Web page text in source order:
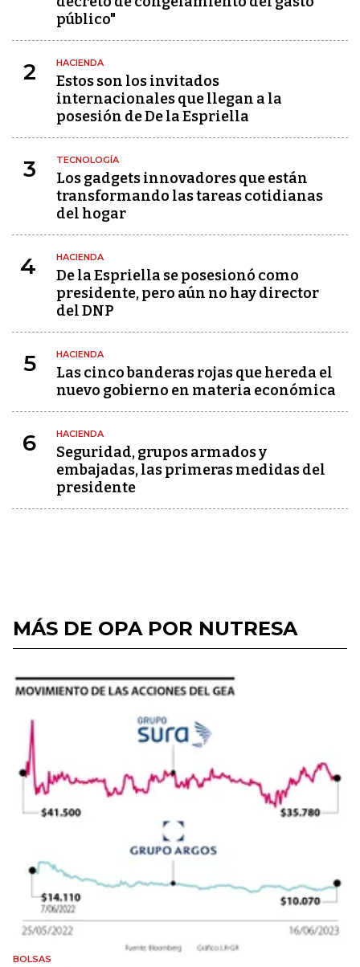
público"
2 HACIENDA
Estos son los invitados
internacionales que llegan a la
posesión de De la Espriella
3 TECNOLOGÍA
Los gadgets innovadores que están
transformando las tareas cotidianas
del hogar
4 HACIENDA
De la Espriella se posesionó como
presidente, pero aún no hay director
del DNP
5 HACIENDA
Las cinco banderas rojas que hereda el
nuevo gobierno en materia económica
6 HACIENDA
Seguridad, grupos armados y
embajadas, las primeras medidas del
presidente
MÁS DE OPA POR NUTRESA
BOLSAS